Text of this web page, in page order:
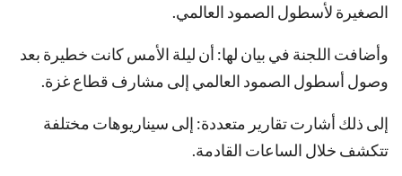
الصغيرة لأسطول الصمود العالمي.
وأضافت اللجنة في بيان لها: أن ليلة الأمس كانت خطيرة بعد
وصول أسطول الصمود العالمي إلى مشارف قطاع غزة.
إلى ذلك أشارت تقارير متعددة: إلى سيناريوهات مختلفة
تتكشف خلال الساعات القادمة.